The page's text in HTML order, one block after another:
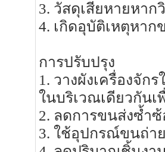
3. วัสดุเสียหายหาก
4. เกิดอุบัติเหตุหาก
การปรับปรุง
1. วางผังเครื่องจัก
ในบริเวณเดียวกัน
2. ลดการขนส่งซ้ำ
3. ใช้อุปกรณ์ขนถ่า